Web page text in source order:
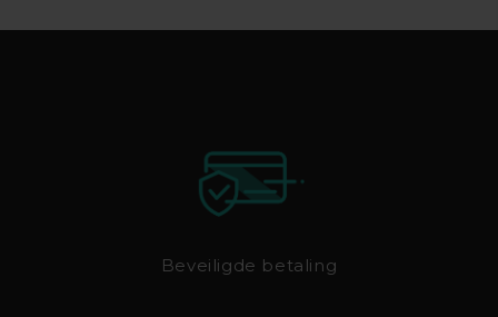
Beveiligde betaling